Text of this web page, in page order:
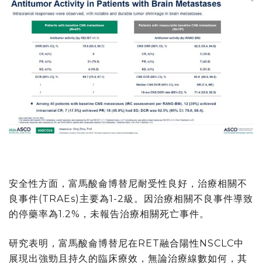
安全性方面，富馬酸侖博替尼耐受性良好，治療相關不
良事件(TRAEs)主要為1-2級。因治療相關不良事件導致
的停藥率為1.2%，未報告治療相關死亡事件。
研究表明，富馬酸侖博替尼在RET融合陽性NSCLC中
展現出強勁且持久的臨床療效，無論治療線數如何，其